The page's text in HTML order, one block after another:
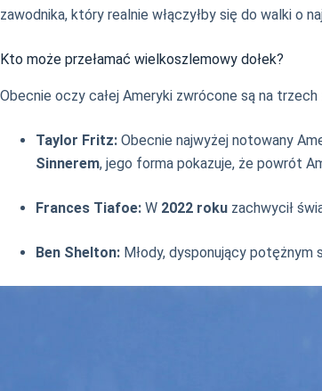
zawodnika, który realnie włączyłby się do walki o
Kto może przełamać wielkoszlemowy dołek?
Obecnie oczy całej Ameryki zwrócone są na
Taylor Fritz: Obecnie najwyżej notowany
Sinnerem, jego forma pokazuje, że powrót
Frances Tiafoe: W 2022 roku zachwycił
Ben Shelton: Młody, dysponujący